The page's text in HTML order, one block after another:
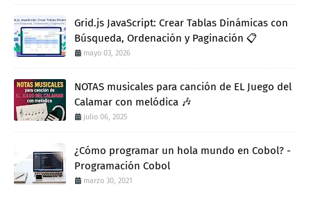
Grid.js JavaScript: Crear Tablas Dinámicas con
Búsqueda, Ordenación y Paginación 📋
mayo 03, 2026
NOTAS musicales para canción de EL Juego del
Calamar con melódica 🎶
julio 06, 2025
¿Cómo programar un hola mundo en Cobol? -
Programación Cobol
marzo 30, 2021